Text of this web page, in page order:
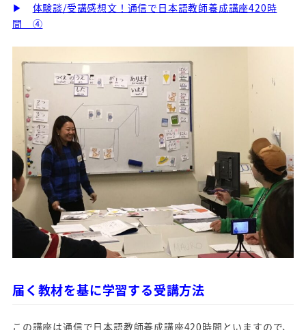
▶
体験談/受講感想文！通信で日本語教師養成講座420時
間 ④
届く教材を基に学習する受講方法
この講座は通信で日本語教師養成講座420時間といますので、